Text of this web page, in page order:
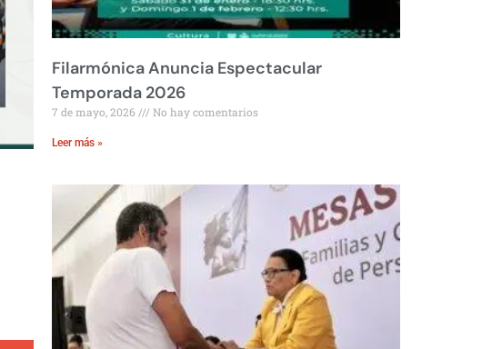
Filarmónica Anuncia Espectacular
Temporada 2026
7 de mayo, 2026 No hay comentarios
Leer más »